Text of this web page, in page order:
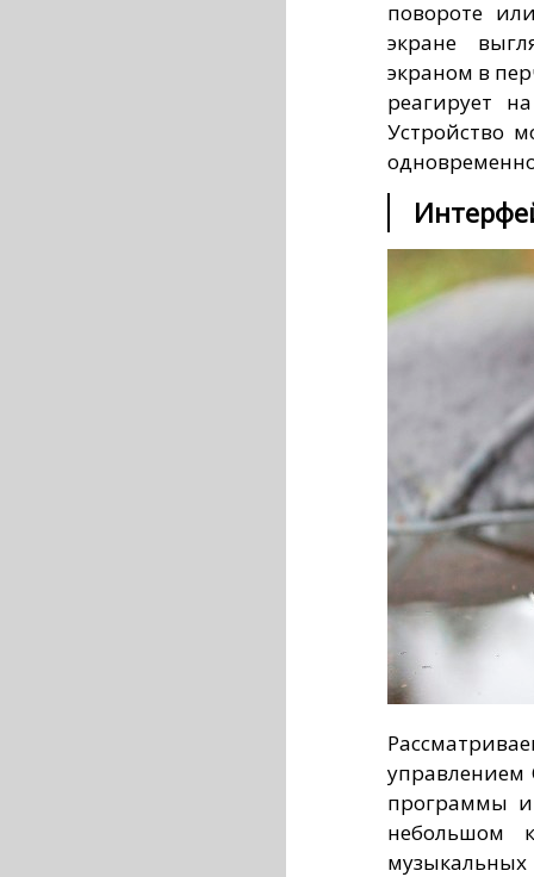
повороте
экране
экраном в
реагирует
Устройство
управлением
программы
небольшом